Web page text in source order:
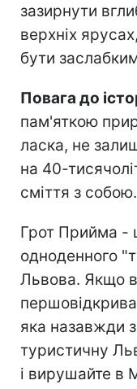
зазирнути
верхніх
бути
Повага до
пам'яткою
ласка, не
на 40-
сміття з собою.
Грот Прийма -
одноденного
Львова. Якщо
яка назавжди
туристичну
і вирушайте в